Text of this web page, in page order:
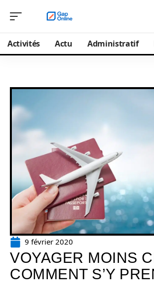
Activités Actu Administratif
9 février 2020
VOYAGER MOINS
COMMENT S’Y